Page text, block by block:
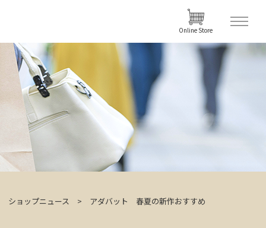
Online Store
ショップニュース アダバット 春夏の新作おすすめ